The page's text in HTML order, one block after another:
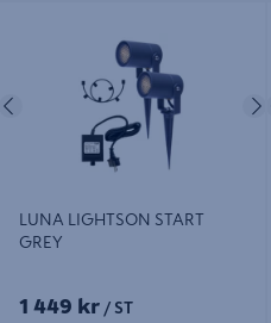
Föregående
LUNA LIGHTSON START
GREY
1 449 kr / ST